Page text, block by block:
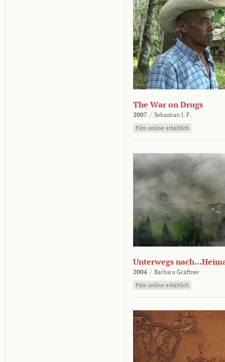
The War on Drugs
2007 / Sebastian J. F.
Film online erhältlich
Unterwegs
2004 / Barbara Gräftner
Film online erhältlich